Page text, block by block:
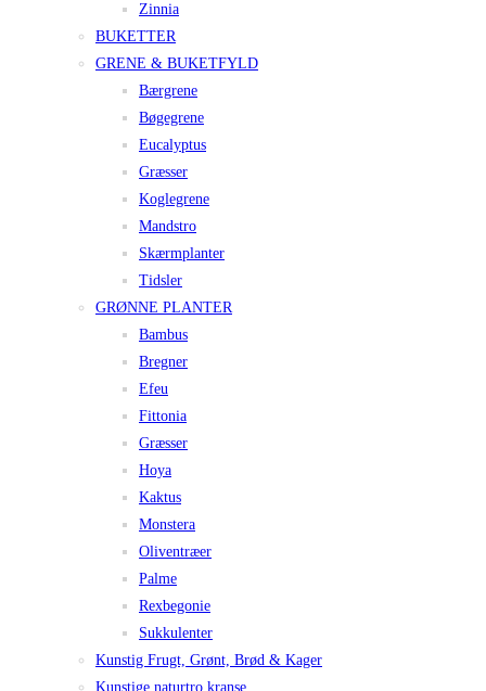
Zinnia
BUKETTER
GRENE & BUKETFYLD
Bærgrene
Bøgegrene
Eucalyptus
Græsser
Koglegrene
Mandstro
Skærmplanter
Tidsler
GRØNNE PLANTER
Bambus
Bregner
Efeu
Fittonia
Græsser
Hoya
Kaktus
Monstera
Oliventræer
Palme
Rexbegonie
Sukkulenter
Kunstig Frugt, Grønt, Brød & Kager
Kunstige naturtro kranse